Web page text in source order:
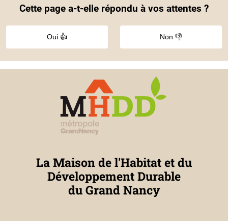
Cette page a-t-elle répondu à vos attentes ?
Oui 👍 Non 👎
La Maison de l'Habitat et du
Développement Durable
du Grand Nancy